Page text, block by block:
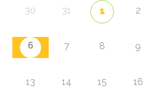
30 31 1 2
6 7 8 9
13 14 15 16